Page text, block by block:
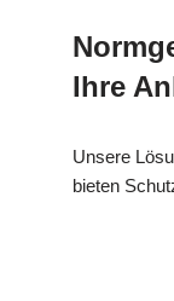
Ihre
Unsere
bieten